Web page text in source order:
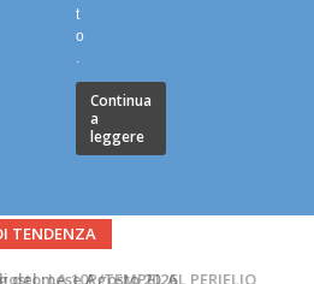
t
o
.
Continua
a
leggere
TENDENZA
mese Agosto 2026